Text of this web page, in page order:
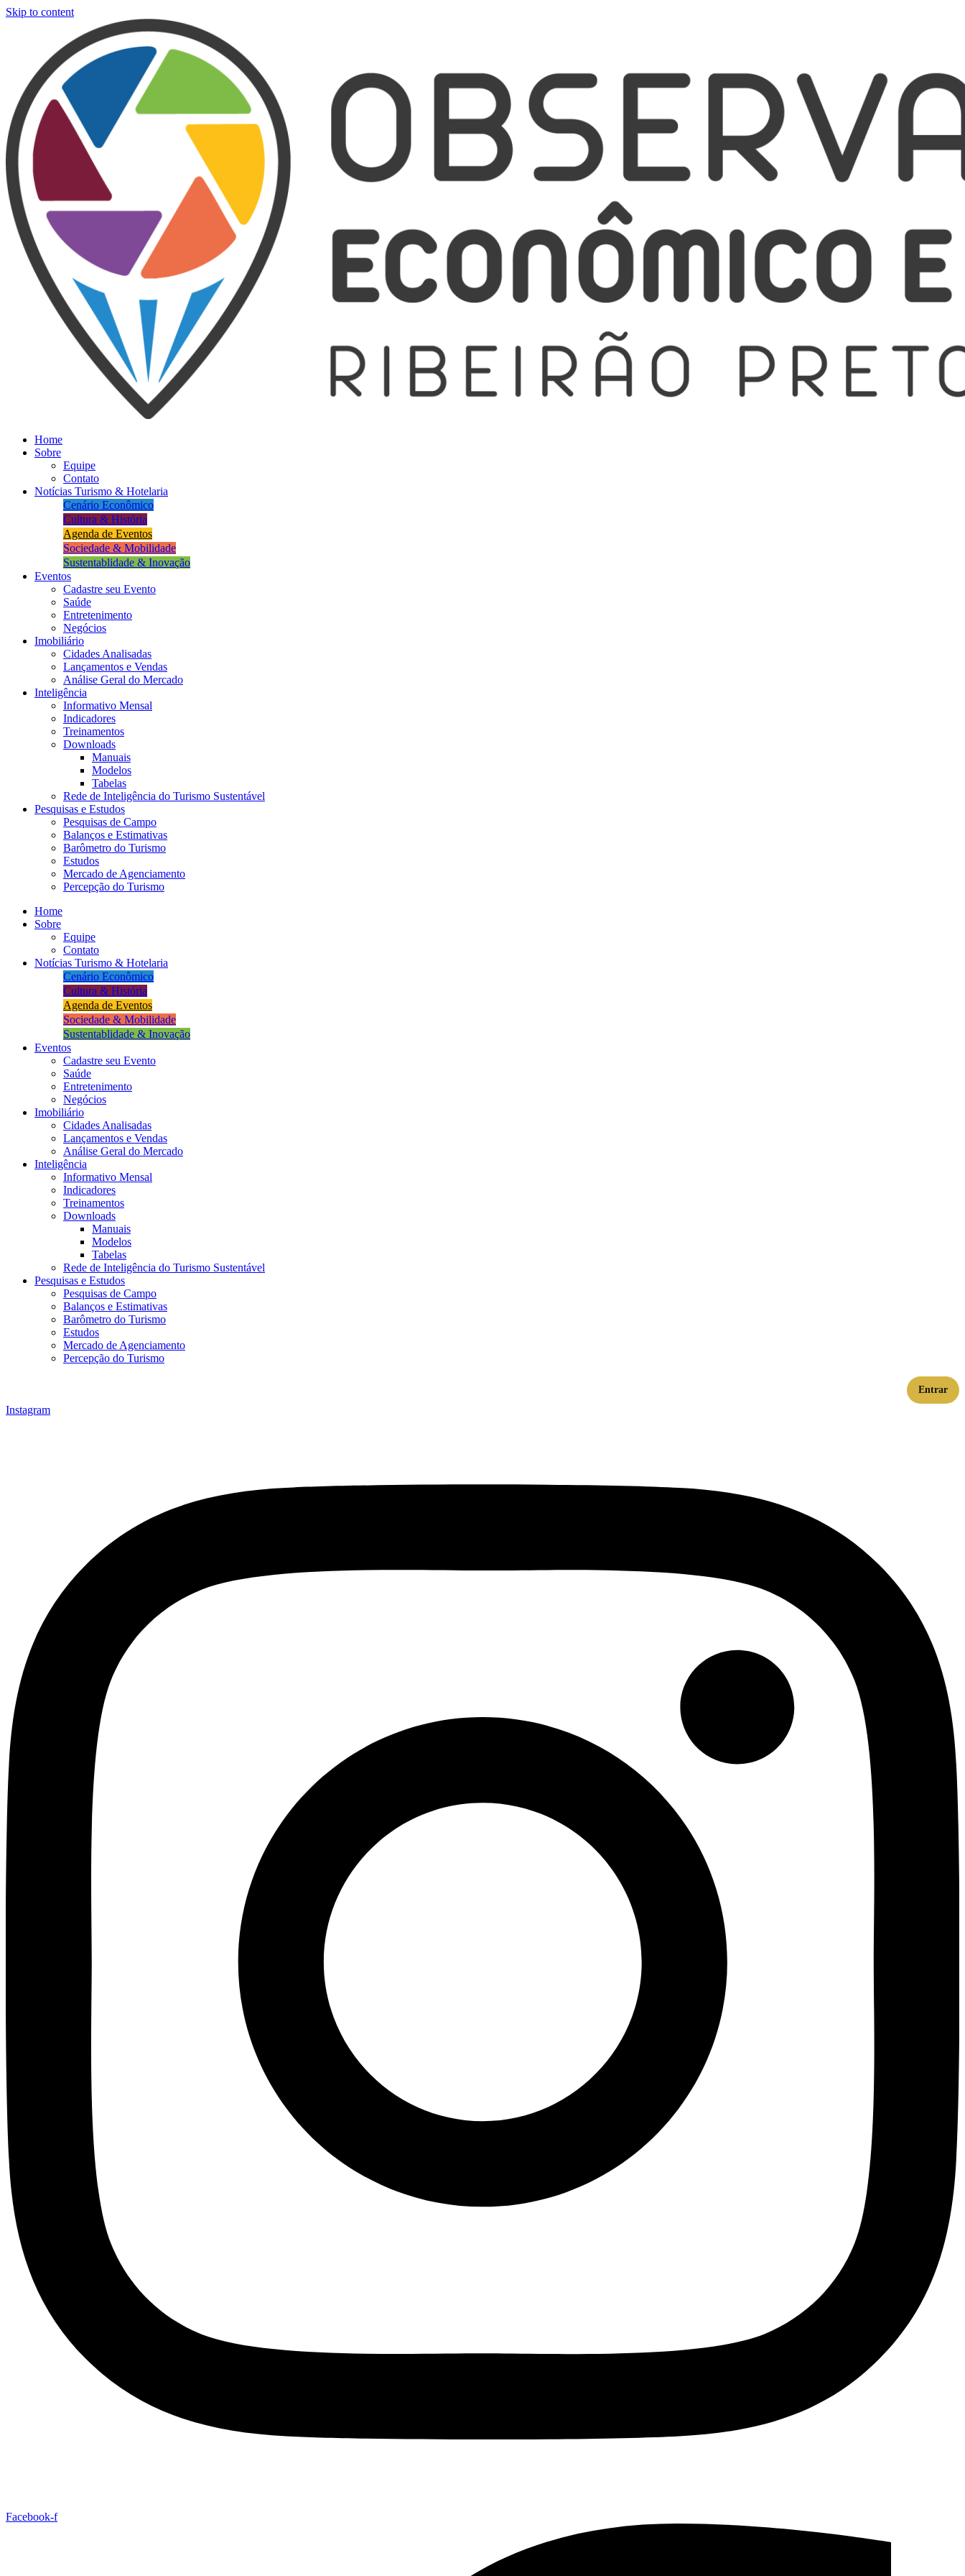
Skip to content
Home
Sobre
Equipe
Contato
Notícias Turismo & Hotelaria
Cenário Econômico
Cultura & História
Agenda de Eventos
Sociedade & Mobilidade
Sustentablidade & Inovação
Eventos
Cadastre seu Evento
Saúde
Entretenimento
Negócios
Imobiliário
Cidades Analisadas
Lançamentos e Vendas
Análise Geral do Mercado
Inteligência
Informativo Mensal​
Indicadores
Treinamentos
Downloads
Manuais
Modelos
Tabelas
Rede de Inteligência do Turismo Sustentável
Pesquisas e Estudos
Pesquisas de Campo
Balanços e Estimativas
Barômetro do Turismo
Estudos
Mercado de Agenciamento
Percepção do Turismo
Home
Sobre
Equipe
Contato
Notícias Turismo & Hotelaria
Cenário Econômico
Cultura & História
Agenda de Eventos
Sociedade & Mobilidade
Sustentablidade & Inovação
Eventos
Cadastre seu Evento
Saúde
Entretenimento
Negócios
Imobiliário
Cidades Analisadas
Lançamentos e Vendas
Análise Geral do Mercado
Inteligência
Informativo Mensal​
Indicadores
Treinamentos
Downloads
Manuais
Modelos
Tabelas
Rede de Inteligência do Turismo Sustentável
Pesquisas e Estudos
Pesquisas de Campo
Balanços e Estimativas
Barômetro do Turismo
Estudos
Mercado de Agenciamento
Percepção do Turismo
Entrar
Instagram
Facebook-f